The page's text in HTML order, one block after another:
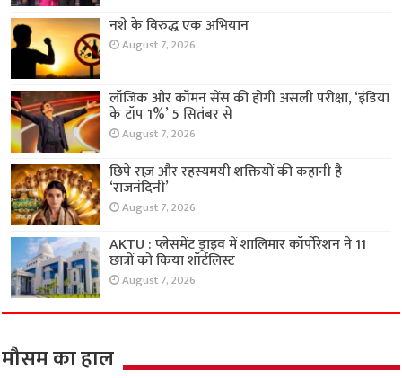
नशे के विरुद्ध एक अभियान
August 7, 2026
लॉजिक और कॉमन सेंस की होगी असली परीक्षा, ‘इंडिया
के टॉप 1%’ 5 सितंबर से
August 7, 2026
छिपे राज़ और रहस्यमयी शक्तियों की कहानी है
‘राजनंदिनी’
August 7, 2026
AKTU : प्लेसमेंट ड्राइव में शालिमार कॉर्पोरेशन ने 11
छात्रों को किया शॉर्टलिस्ट
August 7, 2026
मौसम का हाल